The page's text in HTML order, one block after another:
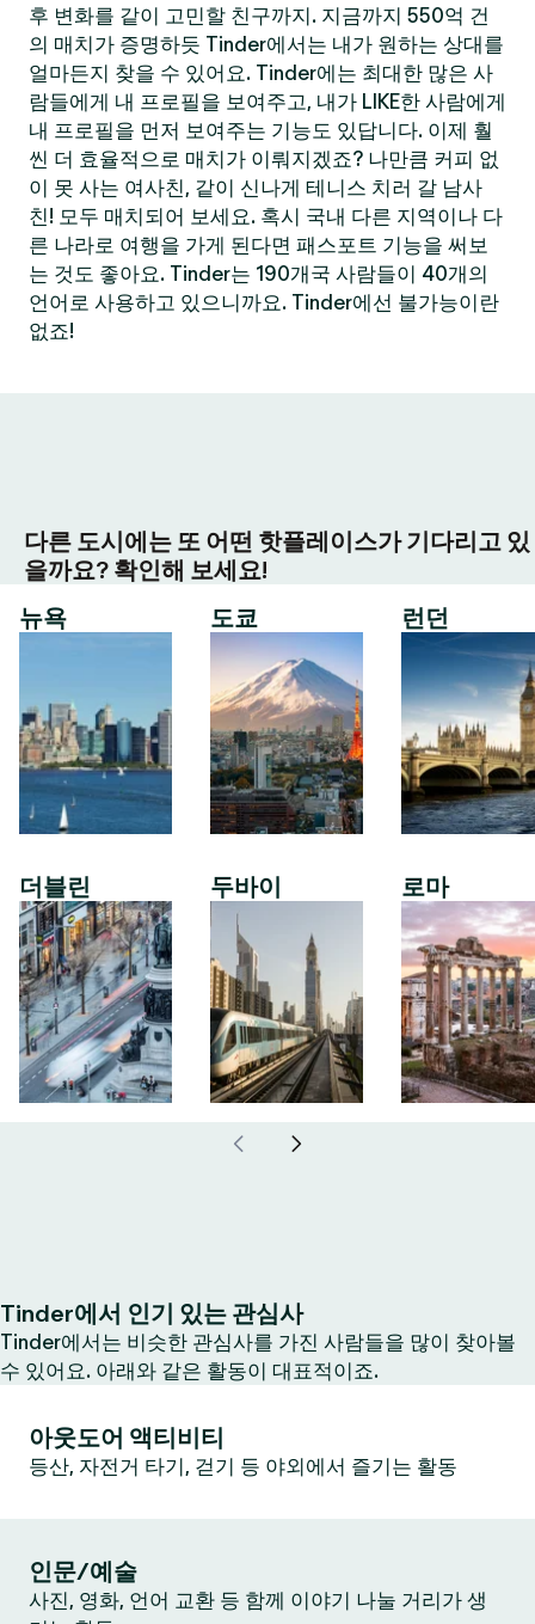
후 변화를 같이 고민할 친구까지. 지금까지 550억 건
의 매치가 증명하듯 Tinder에서는 내가 원하는 상대를
얼마든지 찾을 수 있어요. Tinder에는 최대한 많은 사
람들에게 내 프로필을 보여주고, 내가 LIKE한 사람에게
내 프로필을 먼저 보여주는 기능도 있답니다. 이제 훨
씬 더 효율적으로 매치가 이뤄지겠죠? 나만큼 커피 없
이 못 사는 여사친, 같이 신나게 테니스 치러 갈 남사
친! 모두 매치되어 보세요. 혹시 국내 다른 지역이나 다
른 나라로 여행을 가게 된다면 패스포트 기능을 써보
는 것도 좋아요. Tinder는 190개국 사람들이 40개의
언어로 사용하고 있으니까요. Tinder에선 불가능이란
없죠!
다른 도시에는 또 어떤 핫플레이스가 기다리고 있
을까요? 확인해 보세요!
뉴욕
더블린
도쿄
두바이
런던
로마
Tinder에서 인기 있는 관심사
Tinder에서는 비슷한 관심사를 가진 사람들을 많이 찾아볼
수 있어요. 아래와 같은 활동이 대표적이죠.
아웃도어 액티비티
등산, 자전거 타기, 걷기 등 야외에서 즐기는 활동
인문/예술
사진, 영화, 언어 교환 등 함께 이야기 나눌 거리가 생